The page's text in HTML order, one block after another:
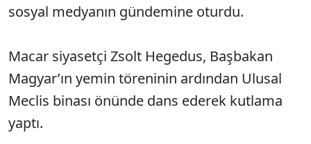
sosyal medyanın gündemine oturdu.
Macar siyasetçi Zsolt Hegedus, Başbakan
Magyar’ın yemin töreninin ardından Ulusal
Meclis binası önünde dans ederek kutlama
yaptı.